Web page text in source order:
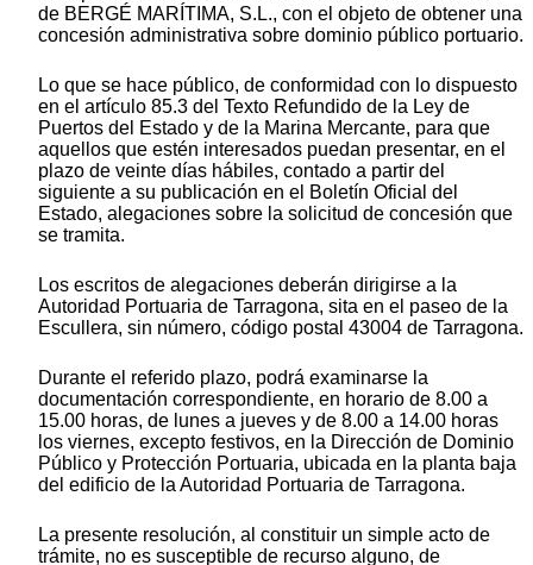
de BERGÉ MARÍTIMA, S.L., con el objeto de obtener una
concesión administrativa sobre dominio público portuario.
Lo que se hace público, de conformidad con lo dispuesto
en el artículo 85.3 del Texto Refundido de la Ley de
Puertos del Estado y de la Marina Mercante, para que
aquellos que estén interesados puedan presentar, en el
plazo de veinte días hábiles, contado a partir del
siguiente a su publicación en el Boletín Oficial del
Estado, alegaciones sobre la solicitud de concesión que
se tramita.
Los escritos de alegaciones deberán dirigirse a la
Autoridad Portuaria de Tarragona, sita en el paseo de la
Escullera, sin número, código postal 43004 de Tarragona.
Durante el referido plazo, podrá examinarse la
documentación correspondiente, en horario de 8.00 a
15.00 horas, de lunes a jueves y de 8.00 a 14.00 horas
los viernes, excepto festivos, en la Dirección de Dominio
Público y Protección Portuaria, ubicada en la planta baja
del edificio de la Autoridad Portuaria de Tarragona.
La presente resolución, al constituir un simple acto de
trámite, no es susceptible de recurso alguno, de